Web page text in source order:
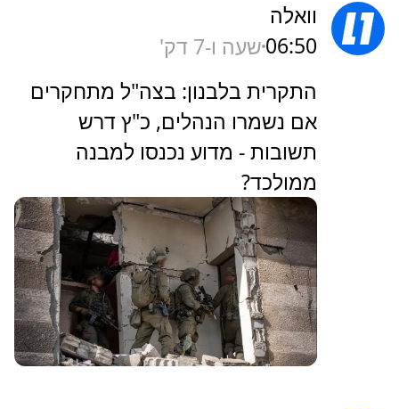
וואלה
06:50שעה ו-7 דק'
התקרית בלבנון: בצה"ל מתחקרים
אם נשמרו הנהלים, כ"ץ דרש
תשובות - מדוע נכנסו למבנה
ממולכד?